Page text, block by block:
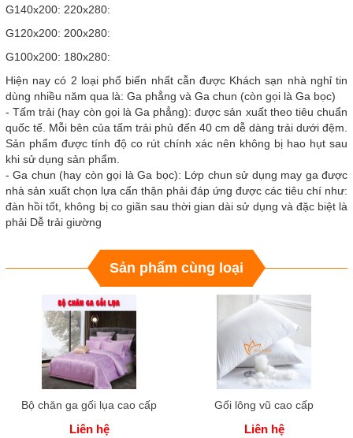
G140x200: 220x280:
G120x200: 200x280:
G100x200: 180x280:
Hiện nay có 2 loại phổ biến nhất cẫn được Khách sạn nhà nghỉ tin
dùng nhiều năm qua là: Ga phẳng và Ga chun (còn gọi là Ga bọc)
- Tấm trải (hay còn gọi là Ga phẳng): được sản xuất theo tiêu chuẩn
quốc tế. Mỗi bên của tấm trải phủ đến 40 cm dễ dàng trải dưới đệm.
Sản phẩm được tính độ co rút chính xác nên không bị hao hụt sau
khi sử dụng sản phẩm.
- Ga chun (hay còn gọi là Ga bọc): Lớp chun sử dụng may ga được
nhà sản xuất chọn lựa cẩn thận phải đáp ứng được các tiêu chí như:
đàn hồi tốt, không bị co giãn sau thời gian dài sử dụng và đặc biệt là
phải Dễ trải giường
Sản phẩm cùng loại
Bộ chăn ga gối lụa cao cấp
Liên hệ
Gối lông vũ cao cấp
Liên hệ